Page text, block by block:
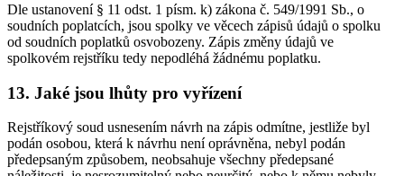
Dle ustanovení § 11 odst. 1 písm. k) zákona č. 549/1991 Sb., o
soudních poplatcích, jsou spolky ve věcech zápisů údajů o spolku
od soudních poplatků osvobozeny. Zápis změny údajů ve
spolkovém rejstříku tedy nepodléhá žádnému poplatku.
13. Jaké jsou lhůty pro vyřízení
Rejstříkový soud usnesením návrh na zápis odmítne, jestliže byl
podán osobou, která k návrhu není oprávněna, nebyl podán
předepsaným způsobem, neobsahuje všechny předepsané